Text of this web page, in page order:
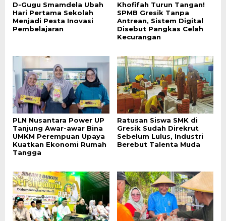
D-Gugu Smamdela Ubah
Hari Pertama Sekolah
Menjadi Pesta Inovasi
Pembelajaran
Khofifah Turun Tangan!
SPMB Gresik Tanpa
Antrean, Sistem Digital
Disebut Pangkas Celah
Kecurangan
PLN Nusantara Power UP
Tanjung Awar-awar Bina
UMKM Perempuan Upaya
Kuatkan Ekonomi Rumah
Tangga
Ratusan Siswa SMK di
Gresik Sudah Direkrut
Sebelum Lulus, Industri
Berebut Talenta Muda